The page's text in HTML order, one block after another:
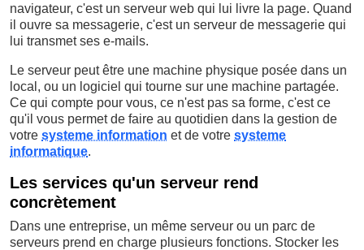
navigateur, c'est un serveur web qui lui livre la page. Quand
il ouvre sa messagerie, c'est un serveur de messagerie qui
lui transmet ses e-mails.
Le serveur peut être une machine physique posée dans un
local, ou un logiciel qui tourne sur une machine partagée.
Ce qui compte pour vous, ce n'est pas sa forme, c'est ce
qu'il vous permet de faire au quotidien dans la gestion de
votre systeme information et de votre systeme
informatique.
Les services qu'un serveur rend
concrètement
Dans une entreprise, un même serveur ou un parc de
serveurs prend en charge plusieurs fonctions. Stocker les